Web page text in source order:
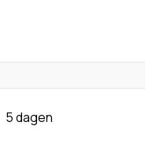
5 dagen